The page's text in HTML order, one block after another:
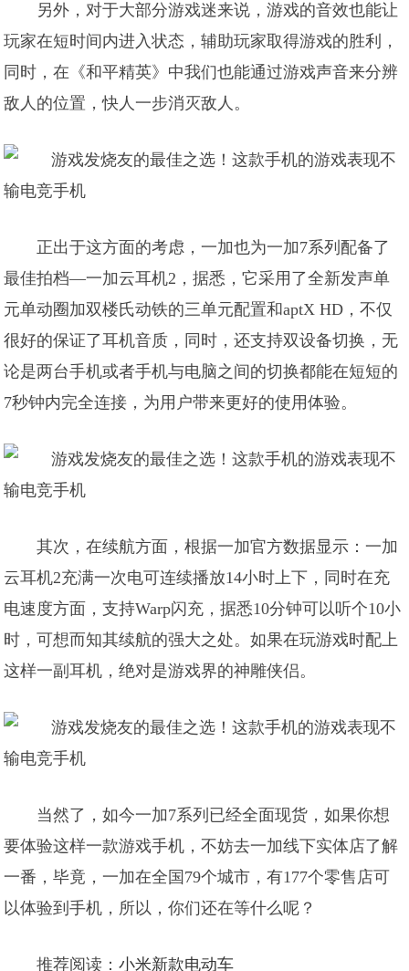
另外，对于大部分游戏迷来说，游戏的音效也能让
玩家在短时间内进入状态，辅助玩家取得游戏的胜利，
同时，在《和平精英》中我们也能通过游戏声音来分辨
敌人的位置，快人一步消灭敌人。
正出于这方面的考虑，一加也为一加7系列配备了
最佳拍档—一加云耳机2，据悉，它采用了全新发声单
元单动圈加双楼氏动铁的三单元配置和aptX HD，不仅
很好的保证了耳机音质，同时，还支持双设备切换，无
论是两台手机或者手机与电脑之间的切换都能在短短的
7秒钟内完全连接，为用户带来更好的使用体验。
其次，在续航方面，根据一加官方数据显示：一加
云耳机2充满一次电可连续播放14小时上下，同时在充
电速度方面，支持Warp闪充，据悉10分钟可以听个10小
时，可想而知其续航的强大之处。如果在玩游戏时配上
这样一副耳机，绝对是游戏界的神雕侠侣。
当然了，如今一加7系列已经全面现货，如果你想
要体验这样一款游戏手机，不妨去一加线下实体店了解
一番，毕竟，一加在全国79个城市，有177个零售店可
以体验到手机，所以，你们还在等什么呢？
推荐阅读：小米新款电动车